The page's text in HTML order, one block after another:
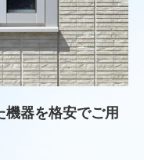
器を格安でご用